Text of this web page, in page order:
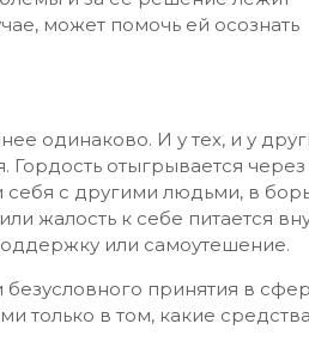
может помочь ей осознать
одинаково. И у тех, и у
отыгрывается через
с другими людьми, в
жалость к себе питается
или самоутешение.
принятия в
в том, какие